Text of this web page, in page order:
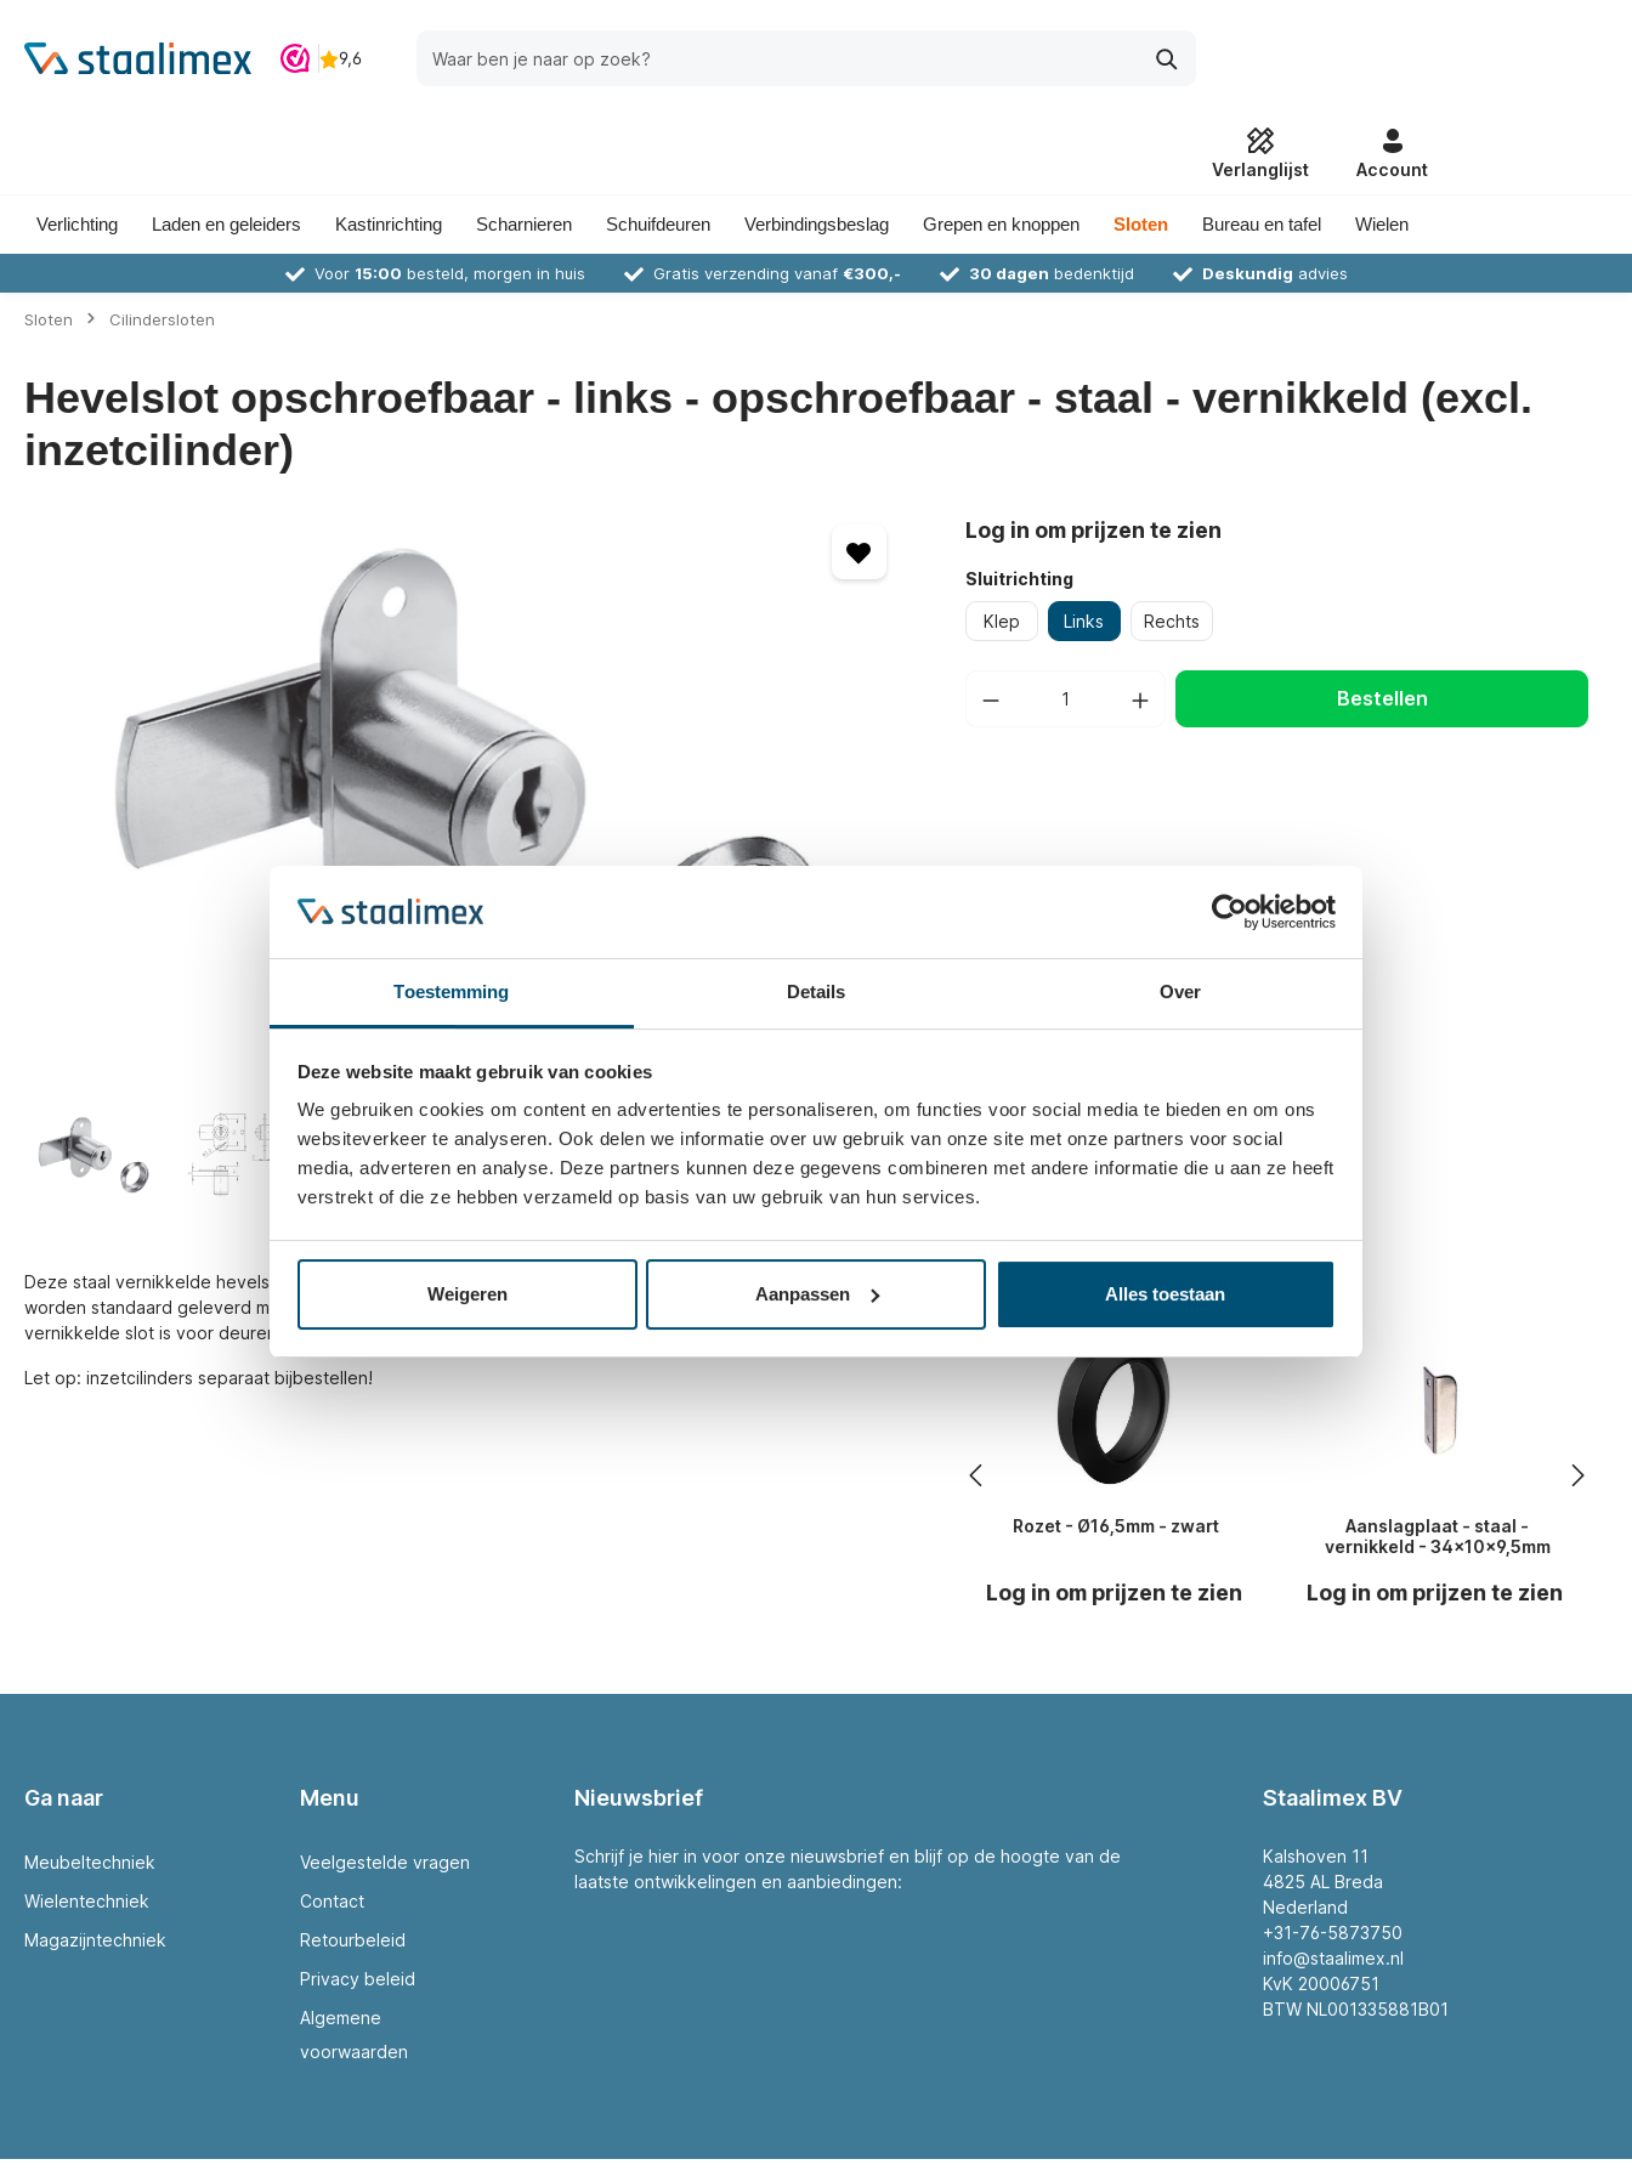
Toestemming Details Over
Deze website maakt gebruik van cookies
We gebruiken cookies om content en advertenties te personaliseren, om functies voor social media te bieden en om ons
websiteverkeer te analyseren. Ook delen we informatie over uw gebruik van onze site met onze partners voor social
media, adverteren en analyse. Deze partners kunnen deze gegevens combineren met andere informatie die u aan ze heeft
verstrekt of die ze hebben verzameld op basis van uw gebruik van hun services.
Weigeren Aanpassen Alles toestaan
Verlanglijst Account
Verlichting Laden en geleiders Kastinrichting Scharnieren Schuifdeuren Verbindingsbeslag Grepen en knoppen Sloten Bureau en tafel Wielen
Voor 15:00 besteld, morgen in huis Gratis verzending vanaf €300,- 30 dagen bedenktijd Deskundig advies
Sloten Cilindersloten
Hevelslot opschroefbaar - links - opschroefbaar - staal - vernikkeld (excl.
inzetcilinder)
Log in om prijzen te zien
Sluitrichting
Klep Links Rechts
Bestellen
Deze staal vernikkelde hevelsloten worden over het algemeen toegepast op houten deuren en laden. Ze
worden standaard geleverd met rozet en zijn verkrijgbaar in drie verschillende sluitrichtingen. Dit staal
vernikkelde slot is voor deuren met de scharnieren aan de linkerzijde.
Let op: inzetcilinders separaat bijbestellen!
Vaak samen gekocht
Rozet - Ø16,5mm - zwart
Log in om prijzen te zien
Aanslagplaat - staal -
vernikkeld - 34x10x9,5mm
Log in om prijzen te zien
Staalimex BV
Kalshoven 11
4825 AL Breda
Nederland
+31-76-5873750
info@staalimex.nl
KvK 20006751
BTW NL001335881B01
Nieuwsbrief
Schrijf je hier in voor onze nieuwsbrief en blijf op de hoogte van de
laatste ontwikkelingen en aanbiedingen:
Ga naar
Meubeltechniek
Wielentechniek
Magazijntechniek
Menu
Veelgestelde vragen
Contact
Retourbeleid
Privacy beleid
Algemene
voorwaarden